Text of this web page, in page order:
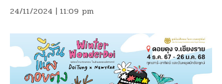
24/11/2024 | 11:09 pm